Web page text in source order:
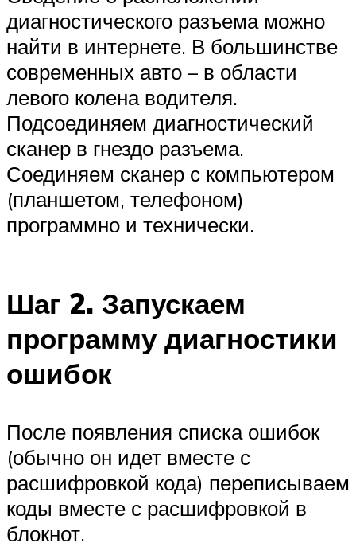
диагностического разъема можно
найти в интернете. В большинстве
современных авто – в области
левого колена водителя.
Подсоединяем диагностический
сканер в гнездо разъема.
Соединяем сканер с компьютером
(планшетом, телефоном)
программно и технически.
Шаг 2. Запускаем
программу диагностики
ошибок
После появления списка ошибок
(обычно он идет вместе с
расшифровкой кода) переписываем
коды вместе с расшифровкой в
блокнот.